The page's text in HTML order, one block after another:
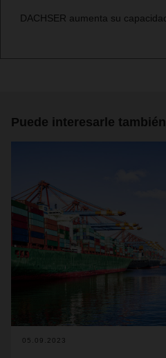
DACHSER aumenta su
Puede interesarle también
05.09.2023